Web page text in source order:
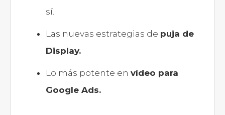
sí.
Las nuevas estrategias de puja de
Display.
Lo más potente en vídeo para
Google Ads.